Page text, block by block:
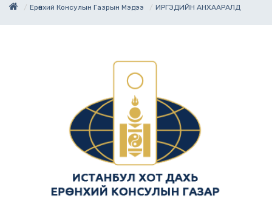
Ерөнхий Консулын Газрын Мэдээ ИРГЭДИЙН АНХААРАЛД